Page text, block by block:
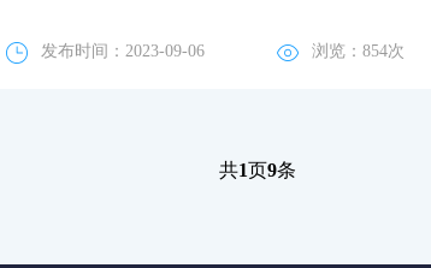
发布时间：2023-09-06 浏览：854次
共1页9条